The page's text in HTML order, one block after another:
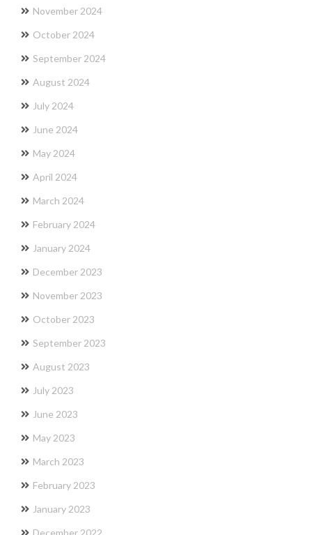
November 2024
October 2024
September 2024
August 2024
July 2024
June 2024
May 2024
April 2024
March 2024
February 2024
January 2024
December 2023
November 2023
October 2023
September 2023
August 2023
July 2023
June 2023
May 2023
March 2023
February 2023
January 2023
December 2022